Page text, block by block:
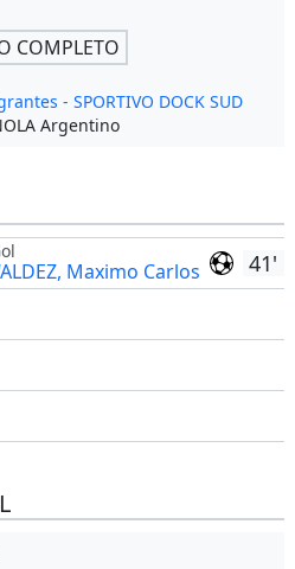
COMPLETO
- SPORTIVO DOCK SUD
Argentino
41'
Maximo Carlos